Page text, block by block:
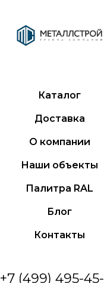
Каталог
Доставка
О компании
Наши объекты
Палитра RAL
Блог
Контакты
+7 (499) 495-